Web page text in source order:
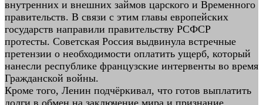
внутренних и внешних займов царского и Временного
правительств. В связи с этим главы европейских
государств направили правительству РСФСР
протесты. Советская Россия выдвинула встречные
претензии о необходимости оплатить ущерб, который
нанесли республике французские интервенты во время
Гражданской войны.
Кроме того, Ленин подчёркивал, что готов выплатить
долги в обмен на заключение мира и признание